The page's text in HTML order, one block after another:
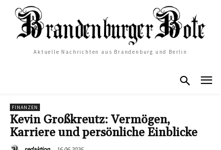
Aktuelle Nachrichten aus Brandenburg und Berlin
FINANZEN
Kevin Großkreutz: Vermögen,
Karriere und persönliche Einblicke